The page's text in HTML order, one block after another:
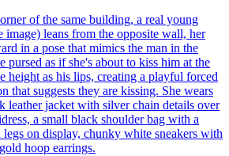
of the same building, a real young
image) leans from the opposite wall, her
in a pose that mimics the man in the
pursed as if she's about to kiss him at the
height as his lips, creating a playful forced
that suggests they are kissing. She wears
leather jacket with silver chain details over
a small black shoulder bag with a
legs on display, chunky white sneakers with
hoop earrings.